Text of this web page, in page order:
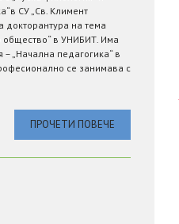
СУ „Св. Климент
докторантура на тема
общество“ в УНИБИТ. Има
„Начална педагогика“ в
се занимава с
ПРОЧЕТИ ПОВЕЧЕ